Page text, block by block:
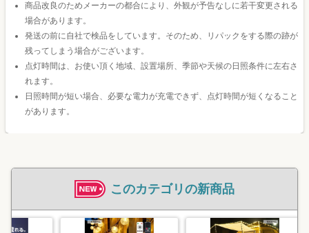
商品改良のためメーカーの都合により、外観が予告なしに若干変更される
場合があります。
発送の前に自社で検品をしています。そのため、リパックをする際の跡が
残ってしまう場合がございます。
点灯時間は、お使い頂く地域、設置場所、季節や天候の日照条件に左右さ
れます。
日照時間が短い場合、必要な電力が充電できず、点灯時間が短くなること
があります。
このカテゴリの新商品